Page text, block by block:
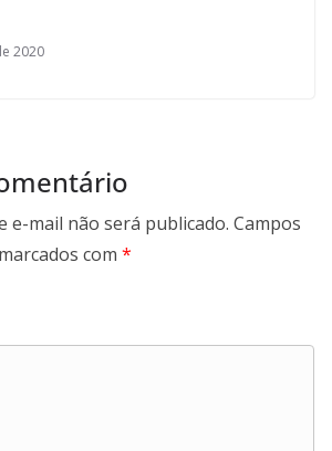
2020
e-mail não será publicado. Campos
com *